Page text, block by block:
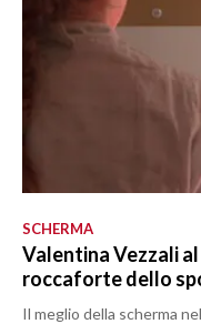
SCHERMA
Valentina Vezzali
roccaforte dello
Il meglio della scherma